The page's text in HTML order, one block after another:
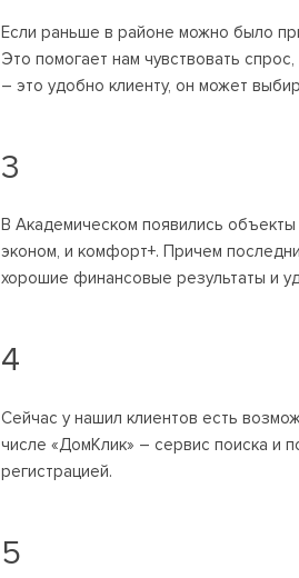
Если раньше в районе можно было
Это помогает нам чувствовать
– это удобно клиенту, он может
3
В Академическом появились
эконом, и комфорт+. Причем
хорошие финансовые результаты и
4
Сейчас у нашил клиентов есть
числе «ДомКлик» – сервис поиска и
регистрацией.
5